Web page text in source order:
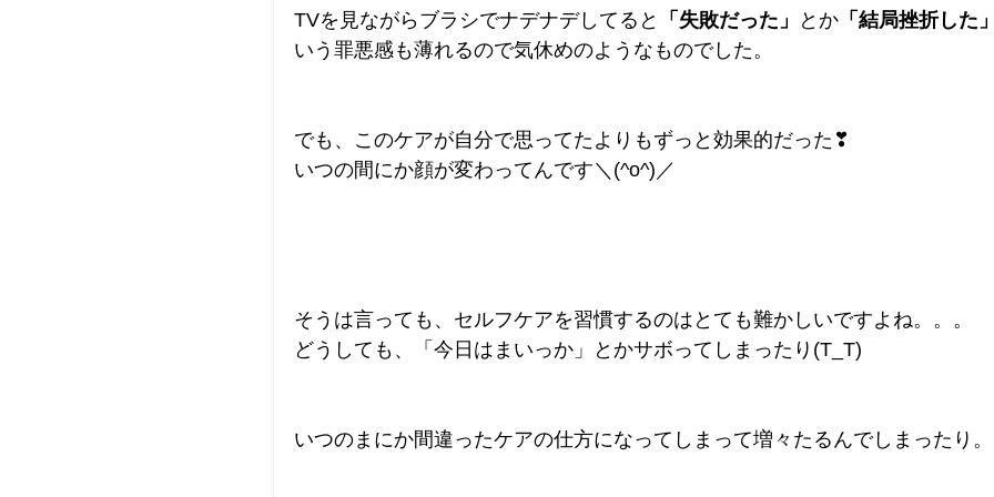
TVを見ながらブラシでナデナデしてると 「失敗だった」 とか 「結局挫折した
いう罪悪感も薄れるので気休めのようなものでした。
でも、このケアが自分で思ってたよりもずっと効果的だった❣
いつの間にか顔が変わってんです＼(^o^)／
そうは言っても、セルフケアを習慣するのはとても難かしいですよね。。。
どうしても、「今日はまいっか」とかサボってしまったり(T_T)
いつのまにか間違ったケアの仕方になってしまって増々たるんでしまったり。